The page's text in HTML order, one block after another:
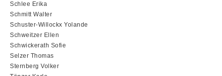
Schlee Erika
Schmitt Walter
Schuster-Willockx Yolande
Schweitzer Ellen
Schwickerath Sofie
Selzer Thomas
Sternberg Volker